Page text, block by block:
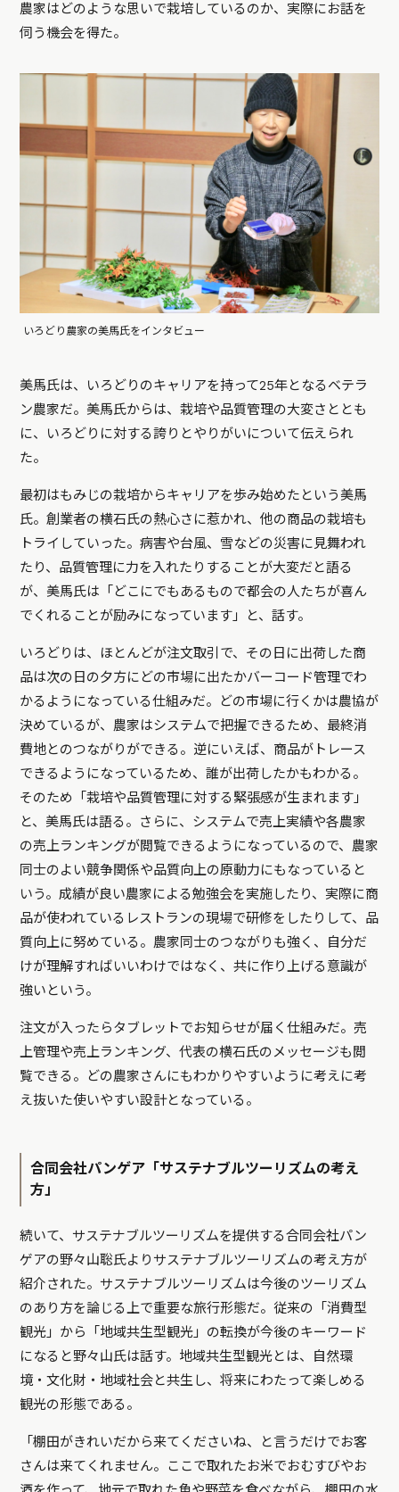
農家はどのような思いで栽培しているのか、実際にお話を
伺う機会を得た。
いろどり農家の美馬氏をインタビュー
美馬氏は、いろどりのキャリアを持って25年となるベテラ
ン農家だ。美馬氏からは、栽培や品質管理の大変さととも
に、いろどりに対する誇りとやりがいについて伝えられ
た。
最初はもみじの栽培からキャリアを歩み始めたという美馬
氏。創業者の横石氏の熱心さに惹かれ、他の商品の栽培も
トライしていった。病害や台風、雪などの災害に見舞われ
たり、品質管理に力を入れたりすることが大変だと語る
が、美馬氏は「どこにでもあるもので都会の人たちが喜ん
でくれることが励みになっています」と、話す。
いろどりは、ほとんどが注文取引で、その日に出荷した商
品は次の日の夕方にどの市場に出たかバーコード管理でわ
かるようになっている仕組みだ。どの市場に行くかは農協が
決めているが、農家はシステムで把握できるため、最終消
費地とのつながりができる。逆にいえば、商品がトレース
できるようになっているため、誰が出荷したかもわかる。
そのため「栽培や品質管理に対する緊張感が生まれます」
と、美馬氏は語る。さらに、システムで売上実績や各農家
の売上ランキングが閲覧できるようになっているので、農家
同士のよい競争関係や品質向上の原動力にもなっていると
いう。成績が良い農家による勉強会を実施したり、実際に商
品が使われているレストランの現場で研修をしたりして、品
質向上に努めている。農家同士のつながりも強く、自分だ
けが理解すればいいわけではなく、共に作り上げる意識が
強いという。
注文が入ったらタブレットでお知らせが届く仕組みだ。売
上管理や売上ランキング、代表の横石氏のメッセージも閲
覧できる。どの農家さんにもわかりやすいように考えに考
え抜いた使いやすい設計となっている。
合同会社パンゲア「サステナブルツーリズムの考え
方」
続いて、サステナブルツーリズムを提供する合同会社パン
ゲアの野々山聡氏よりサステナブルツーリズムの考え方が
紹介された。サステナブルツーリズムは今後のツーリズム
のあり方を論じる上で重要な旅行形態だ。従来の「消費型
観光」から「地域共生型観光」の転換が今後のキーワード
になると野々山氏は話す。地域共生型観光とは、自然環
境・文化財・地域社会と共生し、将来にわたって楽しめる
観光の形態である。
「棚田がきれいだから来てくださいね、と言うだけでお客
さんは来てくれません。ここで取れたお米でおむすびやお